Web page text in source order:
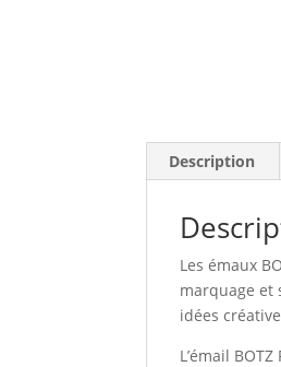
Description
Les émaux
marquage et
idées
L’émail